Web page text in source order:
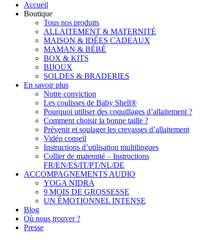
Accueil
Boutique
Tous nos produits
ALLAITEMENT & MATERNITÉ
MAISON & IDÉES CADEAUX
MAMAN & BÉBÉ
BOX & KITS
BIJOUX
SOLDES & BRADERIES
En savoir plus
Notre conviction
Les coulisses de Baby Shell®
Pourquoi utiliser des coquillages d’allaitement ?
Comment choisir la bonne taille ?
Prévenir et soulager les crevasses d’allaitement
Vidéo conseil
Instructions d’utilisation multilingues
Collier de maternité – Instructions
FR/EN/ES/IT/PT/NL/DE
ACCOMPAGNEMENTS AUDIO
YOGA NIDRA
9 MOIS DE GROSSESSE
UN ÉMOTIONNEL INTENSE
Blog
Où nous trouver ?
Presse